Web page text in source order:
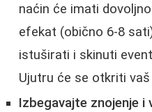
naćin će imati
efekat (obično 6-8
istuširati i skinuti
Ujutru će se otkriti
Izbegavajte znojenje i